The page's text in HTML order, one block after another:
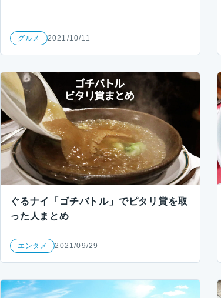
グルメ 2021/10/11
ぐるナイ「ゴチバトル」でピタリ賞を取
った人まとめ
エンタメ 2021/09/29